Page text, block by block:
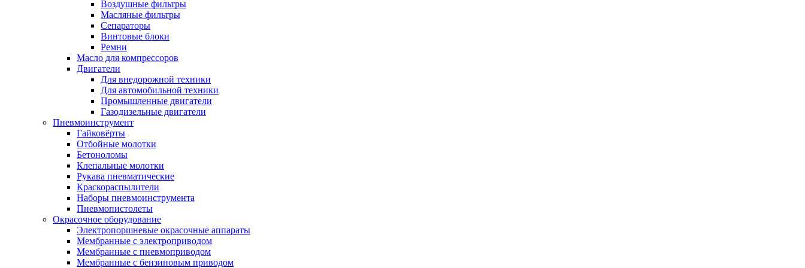
Воздушные фильтры
Масляные фильтры
Сепараторы
Винтовые блоки
Ремни
Масло для компрессоров
Двигатели
Для внедорожной техники
Для автомобильной техники
Промышленные двигатели
Газодизельные двигатели
Пневмоинструмент
Гайковёрты
Отбойные молотки
Бетоноломы
Клепальные молотки
Рукава пневматические
Краскораспылители
Наборы пневмоинструмента
Пневмопистолеты
Окрасочное оборудование
Электропоршневые окрасочные аппараты
Мембранные с электроприводом
Мембранные с пневмоприводом
Мембранные с бензиновым приводом